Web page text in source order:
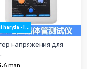
haryda -1...
напряжения для
6 man